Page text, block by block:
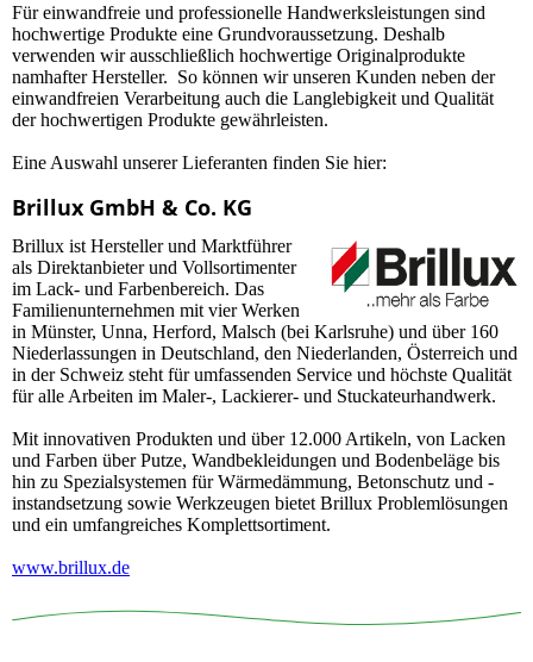
Für einwandfreie und professionelle Handwerksleistungen sind
hochwertige Produkte eine Grundvoraussetzung. Deshalb
verwenden wir ausschließlich hochwertige Originalprodukte
namhafter Hersteller. So können wir unseren Kunden neben der
einwandfreien Verarbeitung auch die Langlebigkeit und Qualität
der hochwertigen Produkte gewährleisten.
Eine Auswahl unserer Lieferanten finden Sie hier:
Brillux GmbH & Co. KG
Brillux ist Hersteller und Marktführer
als Direktanbieter und Vollsortimenter
im Lack- und Farbenbereich. Das
Familienunternehmen mit vier Werken
in Münster, Unna, Herford, Malsch (bei Karlsruhe) und über 160
Niederlassungen in Deutschland, den Niederlanden, Österreich und
in der Schweiz steht für umfassenden Service und höchste Qualität
für alle Arbeiten im Maler-, Lackierer- und Stuckateurhandwerk.
Mit innovativen Produkten und über 12.000 Artikeln, von Lacken
und Farben über Putze, Wandbekleidungen und Bodenbeläge bis
hin zu Spezialsystemen für Wärmedämmung, Betonschutz und -
instandsetzung sowie Werkzeugen bietet Brillux Problemlösungen
und ein umfangreiches Komplettsortiment.
www.brillux.de